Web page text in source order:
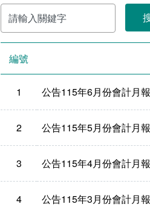
請
輸
入
關
鍵
字編號
1 公告115年6月份會計月報
2 公告115年5月份會計月報
3 公告115年4月份會計月報
4 公告115年3月份會計月報